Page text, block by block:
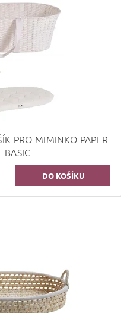
PRO MIMINKO PAPER
BASIC